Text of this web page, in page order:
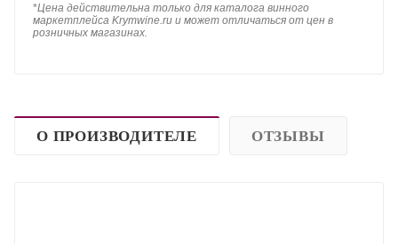
*Цена действительна только для каталога винного
маркетплейса Krymwine.ru и может отличаться от цен в
розничных магазинах.
О ПРОИЗВОДИТЕЛЕ ОТЗЫВЫ